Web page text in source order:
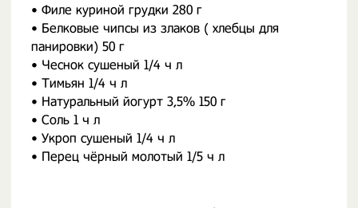
• Филе куриной грудки 280 г
• Белковые чипсы из злаков ( хлебцы для
панировки) 50 г
• Чеснок сушеный 1/4 ч л
• Тимьян 1/4 ч л
• Натуральный йогурт 3,5% 150 г
• Соль 1 ч л
• Укроп сушеный 1/4 ч л
• Перец чёрный молотый 1/5 ч л